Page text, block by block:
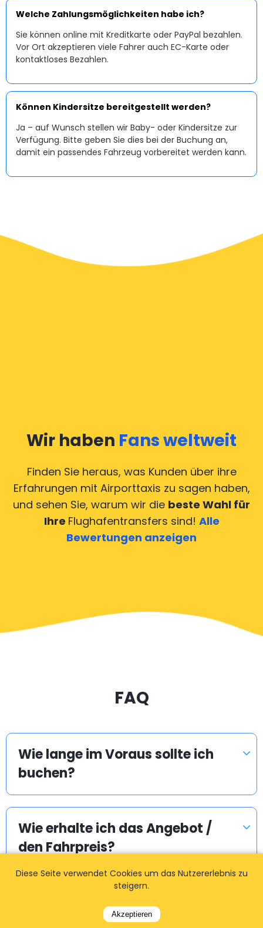
Welche Zahlungsmöglichkeiten habe ich?
Sie können online mit Kreditkarte oder PayPal bezahlen.
Vor Ort akzeptieren viele Fahrer auch EC-Karte oder
kontaktloses Bezahlen.
Können Kindersitze bereitgestellt werden?
Ja – auf Wunsch stellen wir Baby- oder Kindersitze zur
Verfügung. Bitte geben Sie dies bei der Buchung an,
damit ein passendes Fahrzeug vorbereitet werden kann.
Wir haben Fans weltweit
Finden Sie heraus, was Kunden über ihre
Erfahrungen mit Airporttaxis zu sagen haben,
und sehen Sie, warum wir die beste Wahl für
Ihre Flughafentransfers sind! Alle
Bewertungen anzeigen
FAQ
Wie lange im Voraus sollte ich
buchen?
Wie erhalte ich das Angebot /
den Fahrpreis?
Wie kann ich meine Buchung
ändern / ändern?
Diese Seite verwendet Cookies um das Nutzererlebnis zu
steigern.
Akzeptieren